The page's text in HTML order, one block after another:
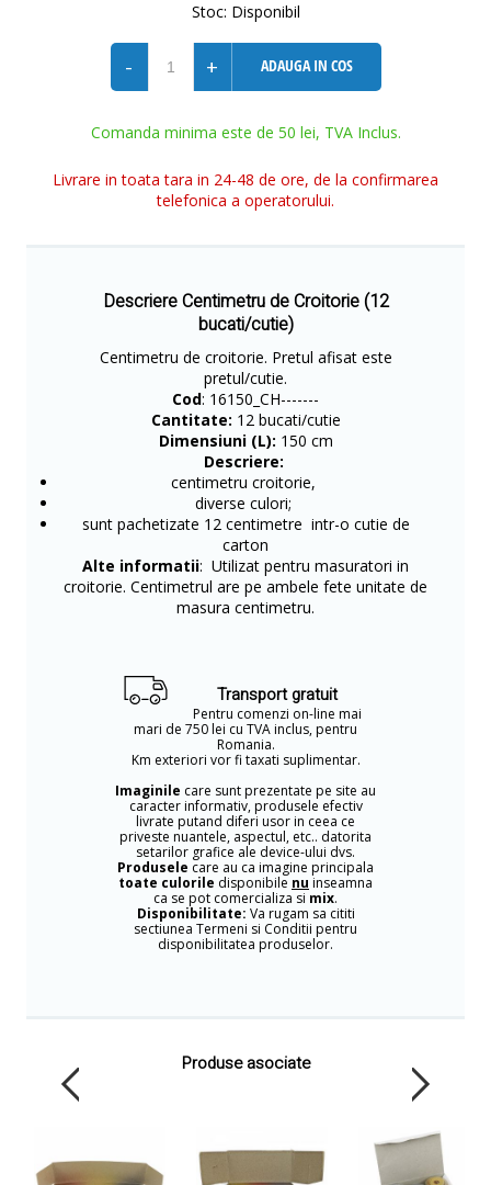
Stoc: Disponibil
- + ADAUGA IN COS
Comanda minima este de 50 lei, TVA Inclus.
Livrare in toata tara in 24-48 de ore, de la confirmarea
telefonica a operatorului.
Descriere Centimetru de Croitorie (12
bucati/cutie)
Centimetru de croitorie. Pretul afisat este
pretul/cutie.
Cod: 16150_CH-------
Cantitate: 12 bucati/cutie
Dimensiuni (L): 150 cm
Descriere:
centimetru croitorie,
diverse culori;
sunt pachetizate 12 centimetre intr-o cutie de
carton
Alte informatii: Utilizat pentru masuratori in
croitorie. Centimetrul are pe ambele fete unitate de
masura centimetru.
Transport gratuit
Pentru comenzi on-line mai
mari de 750 lei cu TVA inclus, pentru
Romania.
Km exteriori vor fi taxati suplimentar.
Imaginile care sunt prezentate pe site au
caracter informativ, produsele efectiv
livrate putand diferi usor in ceea ce
priveste nuantele, aspectul, etc.. datorita
setarilor grafice ale device-ului dvs.
Produsele care au ca imagine principala
toate culorile disponibile nu inseamna
ca se pot comercializa si mix.
Disponibilitate: Va rugam sa cititi
sectiunea Termeni si Conditii pentru
disponibilitatea produselor.
Produse asociate